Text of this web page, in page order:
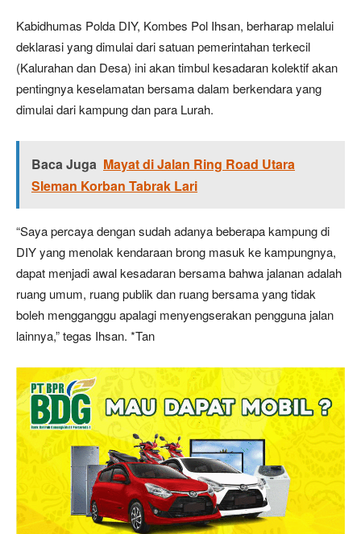
Kabidhumas Polda DIY, Kombes Pol Ihsan, berharap melalui
deklarasi yang dimulai dari satuan pemerintahan terkecil
(Kalurahan dan Desa) ini akan timbul kesadaran kolektif akan
pentingnya keselamatan bersama dalam berkendara yang
dimulai dari kampung dan para Lurah.
Baca Juga Mayat di Jalan Ring Road Utara
Sleman Korban Tabrak Lari
“Saya percaya dengan sudah adanya beberapa kampung di
DIY yang menolak kendaraan brong masuk ke kampungnya,
dapat menjadi awal kesadaran bersama bahwa jalanan adalah
ruang umum, ruang publik dan ruang bersama yang tidak
boleh mengganggu apalagi menyengserakan pengguna jalan
lainnya,” tegas Ihsan. *Tan